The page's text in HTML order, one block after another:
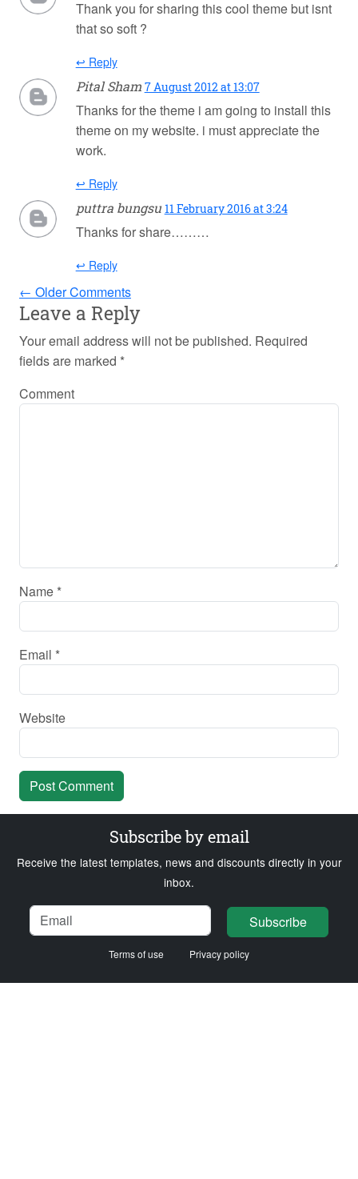
Thank you for sharing this cool theme but isnt
that so soft ?
↩ Reply
Pital Sham 7 August 2012 at 13:07
Thanks for the theme i am going to install this
theme on my website. i must appreciate the
work.
↩ Reply
puttra bungsu 11 February 2016 at 3:24
Thanks for share………
↩ Reply
← Older Comments
Leave a Reply
Your email address will not be published. Required
fields are marked *
Comment
Name *
Email *
Website
Subscribe by email
Receive the latest templates, news and discounts directly in your
inbox.
Name
Email Loading...
Subscribe
Terms of use Privacy policy